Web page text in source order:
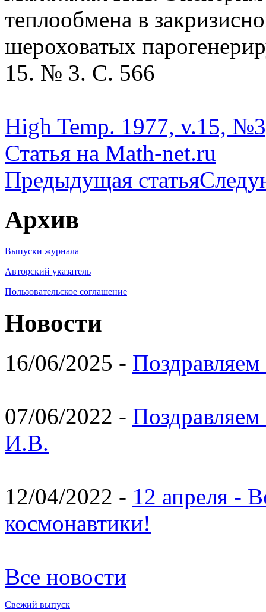
теплообмена в
шероховатых
15. № 3. С. 566
High Temp. 1977, v.15,
Статья на Math-net.ru
Предыдущая статья
Архив
Выпуски журнала
Авторский указатель
Пользовательское соглашение
Новости
16/06/2025 -
07/06/2022 -
И.В.
12/04/2022 - 12 апреля -
космонавтики!
Все новости
Свежий выпуск